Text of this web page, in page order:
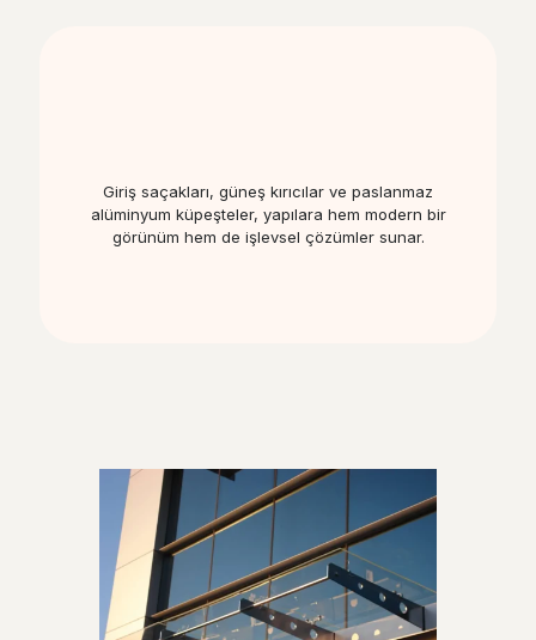
Giriş saçakları, güneş kırıcılar ve paslanmaz
alüminyum küpeşteler, yapılara hem modern bir
görünüm hem de işlevsel çözümler sunar.